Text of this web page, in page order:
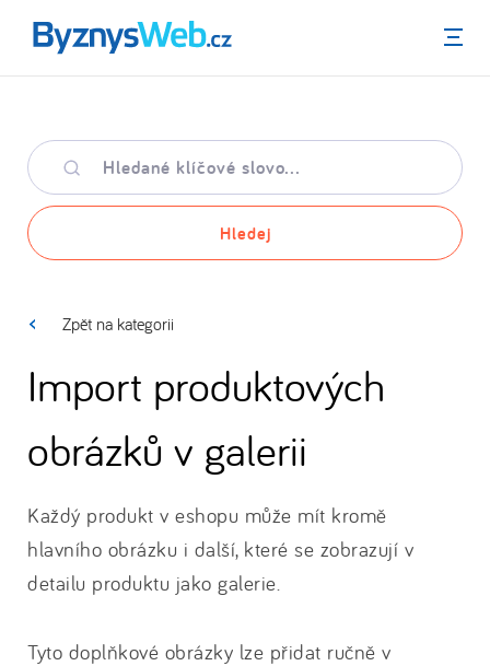
Menu
Hledané
klíčové
slovo
Hledej
Zpět na kategorii
Import produktových
obrázků v galerii
Každý produkt v eshopu může mít kromě
hlavního obrázku i další, které se zobrazují v
detailu produktu jako galerie.
Tyto doplňkové obrázky lze přidat ručně v